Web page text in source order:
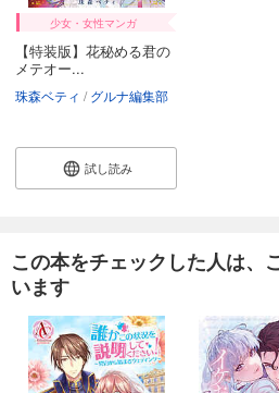
少女・女性マンガ
【特装版】花秘める君の
メテオー...
珠森ベティ グルナ編集部
試し読み
この本をチェックした人は、
います